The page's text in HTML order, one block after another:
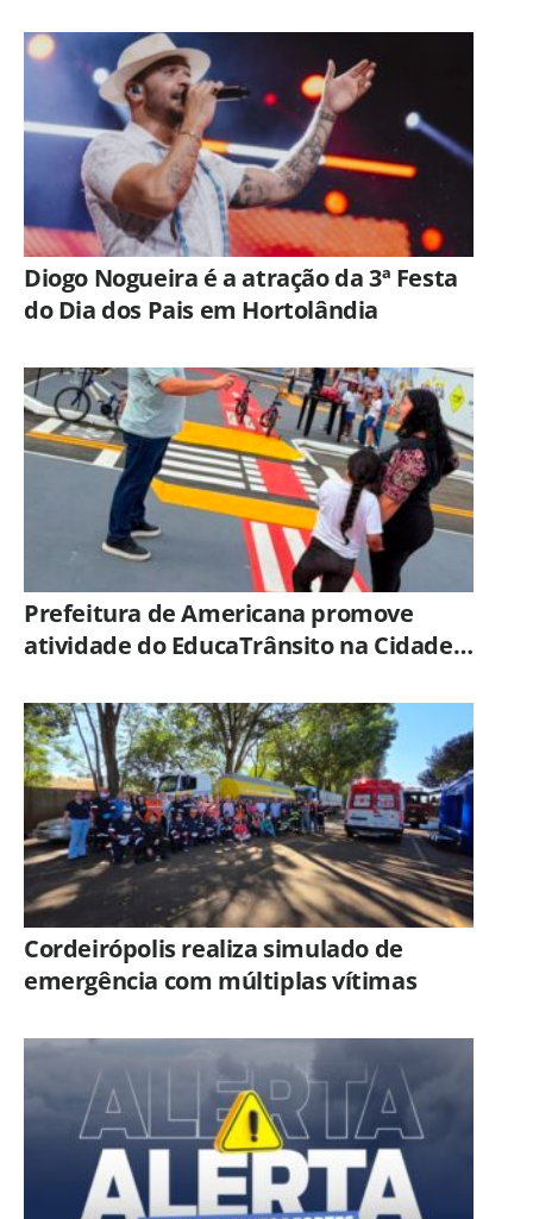
Diogo Nogueira é a atração da 3ª Festa
do Dia dos Pais em Hortolândia
Prefeitura de Americana promove
atividade do EducaTrânsito na Cidade
Cordeirópolis realiza simulado de
emergência com múltiplas vítimas